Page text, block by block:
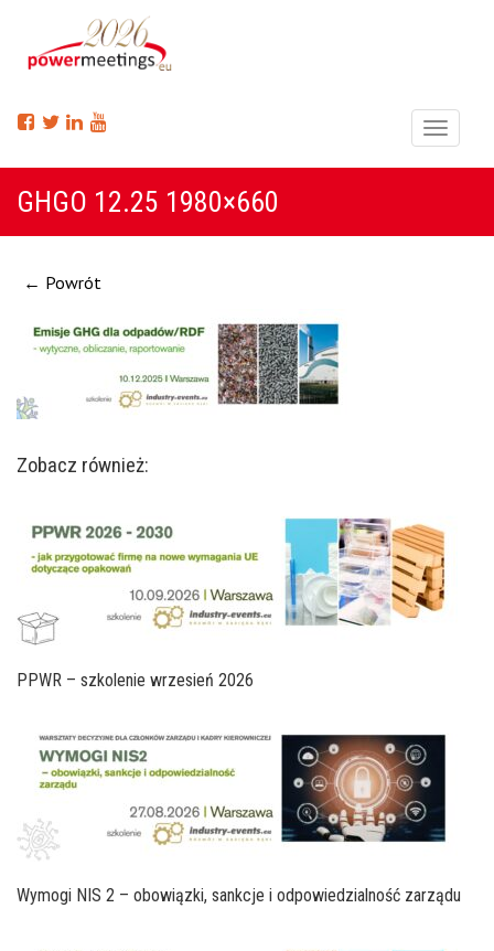
Menu
GHGO 12.25 1980×660
← Powrót
Zobacz również:
PPWR – szkolenie wrzesień 2026
Wymogi NIS 2 – obowiązki, sankcje i odpowiedzialność zarządu